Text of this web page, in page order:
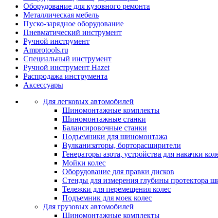
Оборудование для кузовного ремонта
Металлическая мебель
Пуско-зарядное оборудование
Пневматический инструмент
Ручной инструмент
Amprotools.ru
Специальный инструмент
Ручной инструмент Hazet
Распродажа инструмента
Аксессуары
Для легковых автомобилей
Шиномонтажные комплекты
Шиномонтажные станки
Балансировочные станки
Подъемники для шиномонтажа
Вулканизаторы, борторасширители
Генераторы азота, устройства для накачки
Мойки колес
Оборудование для правки дисков
Стенды для измерения глубины протектора
Тележки для перемещения колес
Подъемник для моек колеc
Для грузовых автомобилей
Шиномонтажные комплекты